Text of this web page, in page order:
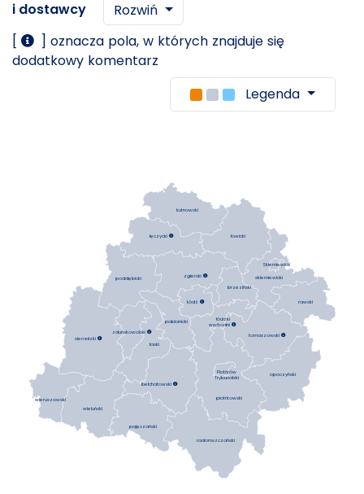
i dostawcy
Rozwiń
[
] oznacza pola, w których znajduje się
dodatkowy komentarz
Legenda
bełchatowski 
kutnowski
łaski
łęczycki  łowicki
łódzki
wschodni 
opoczyński
pabianicki
pajęczański
piotrkowski
poddębicki
radomszczański
rawski
sieradzki 
skierniewicki
tomaszowski
wieluński
wieruszowski
zduńskowolski 
zgierski
brzeziński
Łódź 
Piotrków
Trybunalski
Skierniewice